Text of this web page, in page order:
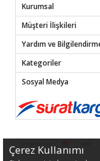
Kurumsal
Müşteri İlişkileri
Yardım ve
Kategoriler
Sosyal Medya
Çerez Kullanımı